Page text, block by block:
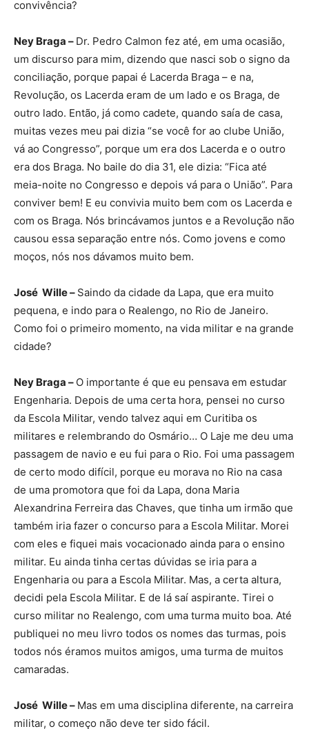
convivência?
Ney Braga – Dr. Pedro Calmon fez até, em uma ocasião,
um discurso para mim, dizendo que nasci sob o signo da
conciliação, porque papai é Lacerda Braga – e na,
Revolução, os Lacerda eram de um lado e os Braga, de
outro lado. Então, já como cadete, quando saía de casa,
muitas vezes meu pai dizia “se você for ao clube União,
vá ao Congresso”, porque um era dos Lacerda e o outro
era dos Braga. No baile do dia 31, ele dizia: “Fica até
meia-noite no Congresso e depois vá para o União”. Para
conviver bem! E eu convivia muito bem com os Lacerda e
com os Braga. Nós brincávamos juntos e a Revolução não
causou essa separação entre nós. Como jovens e como
moços, nós nos dávamos muito bem.
José Wille – Saindo da cidade da Lapa, que era muito
pequena, e indo para o Realengo, no Rio de Janeiro.
Como foi o primeiro momento, na vida militar e na grande
cidade?
Ney Braga – O importante é que eu pensava em estudar
Engenharia. Depois de uma certa hora, pensei no curso
da Escola Militar, vendo talvez aqui em Curitiba os
militares e relembrando do Osmário… O Laje me deu uma
passagem de navio e eu fui para o Rio. Foi uma passagem
de certo modo difícil, porque eu morava no Rio na casa
de uma promotora que foi da Lapa, dona Maria
Alexandrina Ferreira das Chaves, que tinha um irmão que
também iria fazer o concurso para a Escola Militar. Morei
com eles e fiquei mais vocacionado ainda para o ensino
militar. Eu ainda tinha certas dúvidas se iria para a
Engenharia ou para a Escola Militar. Mas, a certa altura,
decidi pela Escola Militar. E de lá saí aspirante. Tirei o
curso militar no Realengo, com uma turma muito boa. Até
publiquei no meu livro todos os nomes das turmas, pois
todos nós éramos muitos amigos, uma turma de muitos
camaradas.
José Wille – Mas em uma disciplina diferente, na carreira
militar, o começo não deve ter sido fácil.